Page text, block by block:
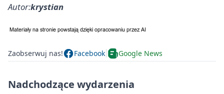
Autor:krystian
Zaobserwuj nas! Facebook Google News
Nadchodzące wydarzenia